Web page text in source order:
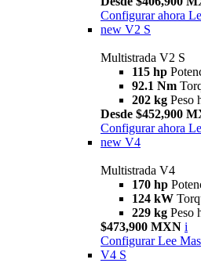
Configurar ahora
new V2 S
Multistrada V2 S
115 hp
92.1 Nm
202 kg Peso
Desde $452,900
Configurar ahora
new V4
Multistrada V4
170 hp
124 kW
229 kg Peso
$473,900 MXN i
Configurar Lee Mas
V4 S